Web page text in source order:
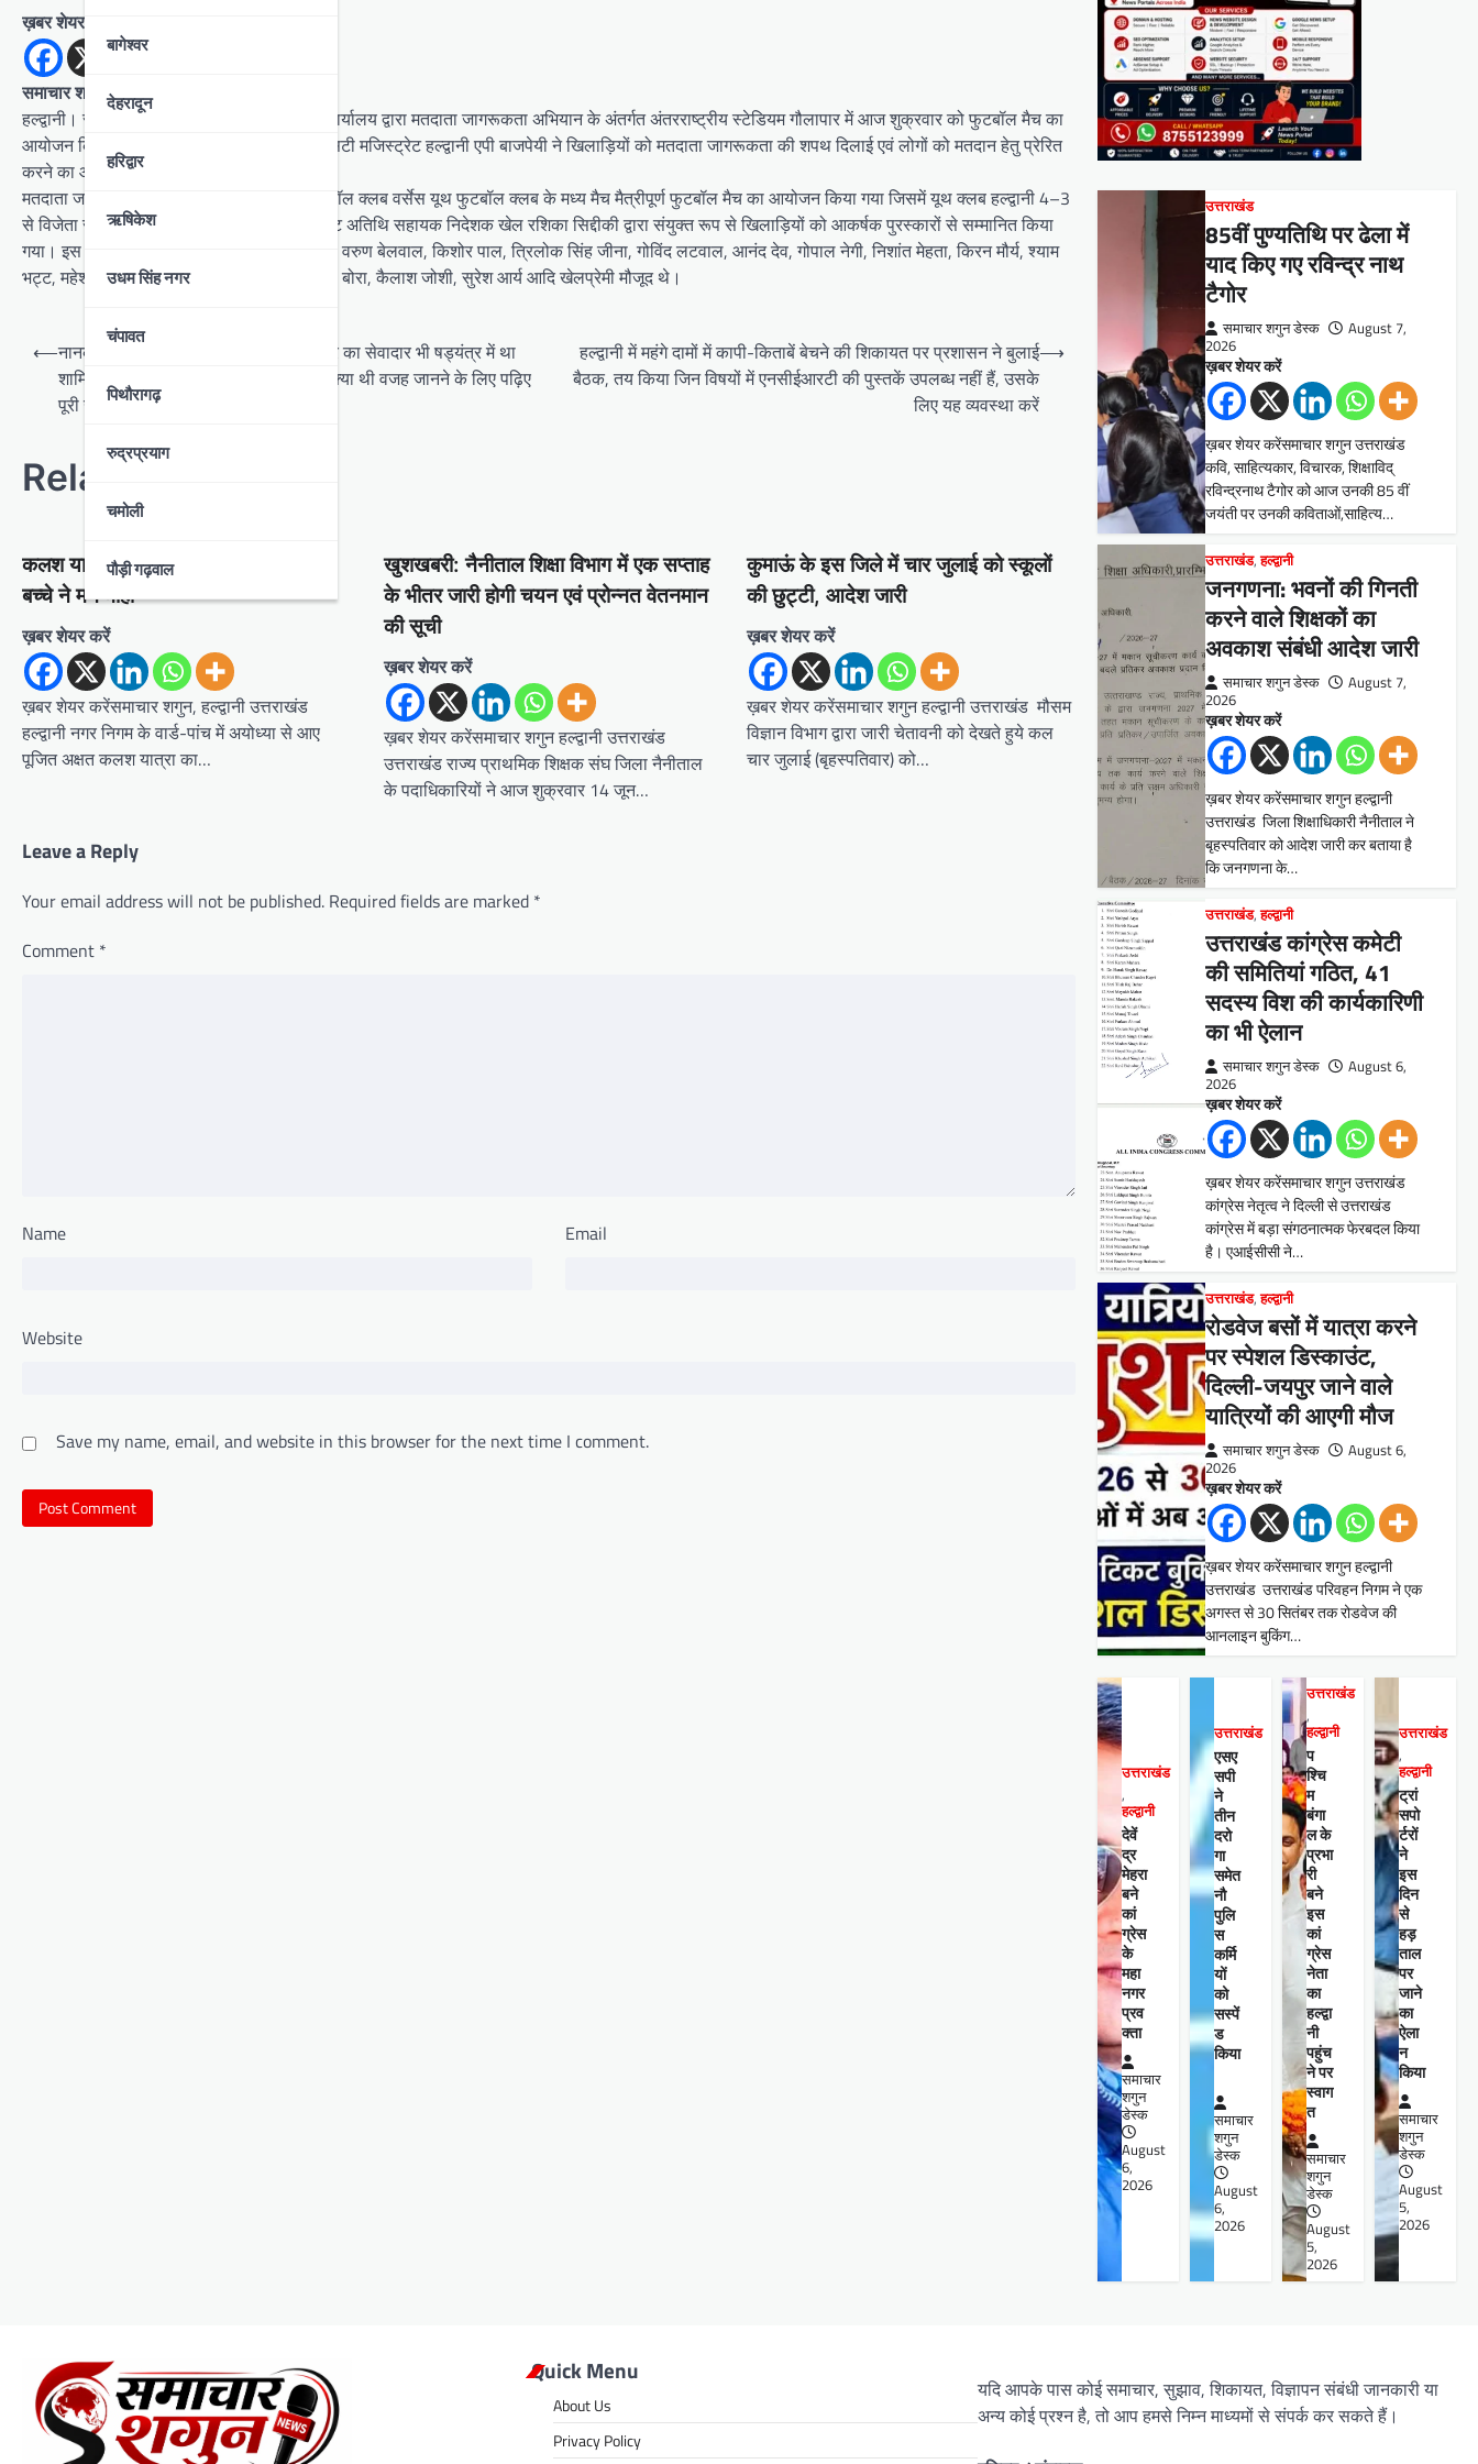
बागेश्वर
देहरादून
हरिद्वार
ऋषिकेश
उधम सिंह नगर
चंपावत
पिथौरागढ़
रुद्रप्रयाग
चमोली
पौड़ी गढ़वाल
ख़बर शेयर करें
समाचार शगुन, हल्द्वानी उत्तराखंड
हल्द्वानी। स्वीप नैनीताल के समन्वय से जिला खेल कार्यालय द्वारा मतदाता जागरूकता अभियान के अंतर्गत अंतरराष्ट्रीय स्टेडियम गौलापार में आज शुक्रवार को फुटबॉल मैच का
आयोजन किया गया। इस अवसर पर मुख्य अतिथि सिटी मजिस्ट्रेट हल्द्वानी एपी बाजपेयी ने खिलाड़ियों को मतदाता जागरूकता की शपथ दिलाई एवं लोगों को मतदान हेतु प्रेरित
करने का आग्रह किया।
मतदाता जागरूकता अभियान के अंतर्गत एच एन फुटबॉल क्लब वर्सेस यूथ फुटबॉल क्लब के मध्य मैच मैत्रीपूर्ण फुटबॉल मैच का आयोजन किया गया जिसमें यूथ क्लब हल्द्वानी 4–3
से विजेता रही। अंत में मुख्य अतिथि बाजपेई व विशिष्ट अतिथि सहायक निदेशक खेल रशिका सिद्दीकी द्वारा संयुक्त रूप से खिलाड़ियों को आकर्षक पुरस्कारों से सम्मानित किया
गया। इस अवसर पर प्रभारी जिला क्रीडा अधिकारी वरुण बेलवाल, किशोर पाल, त्रिलोक सिंह जीना, गोविंद लटवाल, आनंद देव, गोपाल नेगी, निशांत मेहता, किरन मौर्य, श्याम
भट्ट, महेश फर्त्याल, महेश बिष्ट, बलवंत सिंह, किशन बोरा, कैलाश जोशी, सुरेश आर्य आदि खेलप्रेमी मौजूद थे।
P
n
v
i
a
t
i
o
⟵नानकमत्ता: बाबा तरसेम सिंह हत्याकांड, गुरुद्वारे का सेवादार भी षड्यंत्र में था
शामिल,, इतने लाख में हायर किए गए थे शूटर, क्या थी वजह जानने के लिए पढ़िए
पूरी खबर
हल्द्वानी में महंगे दामों में कापी-किताबें बेचने की शिकायत पर प्रशासन ने बुलाई
बैठक, तय किया जिन विषयों में एनसीईआरटी की पुस्तकें उपलब्ध नहीं हैं, उसके
लिए यह व्यवस्था करें
⟶
Related Posts
कलश यात्रा में भगवान श्रीराम का रूप धरे
बच्चे ने मन मोहा
ख़बर शेयर करें
ख़बर शेयर करेंसमाचार शगुन, हल्द्वानी उत्तराखंड
हल्द्वानी नगर निगम के वार्ड-पांच में अयोध्या से आए
पूजित अक्षत कलश यात्रा का…
खुशखबरी: नैनीताल शिक्षा विभाग में एक सप्ताह
के भीतर जारी होगी चयन एवं प्रोन्नत वेतनमान
की सूची
ख़बर शेयर करें
ख़बर शेयर करेंसमाचार शगुन हल्द्वानी उत्तराखंड
उत्तराखंड राज्य प्राथमिक शिक्षक संघ जिला नैनीताल
के पदाधिकारियों ने आज शुक्रवार 14 जून…
कुमाऊं के इस जिले में चार जुलाई को स्कूलों
की छुट्टी, आदेश जारी
ख़बर शेयर करें
ख़बर शेयर करेंसमाचार शगुन हल्द्वानी उत्तराखंड मौसम
विज्ञान विभाग द्वारा जारी चेतावनी को देखते हुये कल
चार जुलाई (बृहस्पतिवार) को…
Leave a Reply
Your email address will not be published. Required fields are marked *
Comment *
Name Email
Website
Save my name, email, and website in this browser for the next time I comment.
उत्तराखंड
85वीं पुण्यतिथि पर ढेला में
याद किए गए रविन्द्र नाथ
टैगोर
समाचार शगुन डेस्क
August 7,
2026
ख़बर शेयर करें
ख़बर शेयर करेंसमाचार शगुन उत्तराखंड
कवि, साहित्यकार, विचारक, शिक्षाविद्
रविन्द्रनाथ टैगोर को आज उनकी 85 वीं
जयंती पर उनकी कविताओं,साहित्य…
उत्तराखंड,हल्द्वानी
जनगणना: भवनों की गिनती
करने वाले शिक्षकों का
अवकाश संबंधी आदेश जारी
समाचार शगुन डेस्क
August 7,
2026
ख़बर शेयर करें
ख़बर शेयर करेंसमाचार शगुन हल्द्वानी
उत्तराखंड जिला शिक्षाधिकारी नैनीताल ने
बृहस्पतिवार को आदेश जारी कर बताया है
कि जनगणना के…
उत्तराखंड,हल्द्वानी
उत्तराखंड कांग्रेस कमेटी
की समितियां गठित, 41
सदस्य विश की कार्यकारिणी
का भी ऐलान
समाचार शगुन डेस्क
August 6,
2026
ख़बर शेयर करें
ख़बर शेयर करेंसमाचार शगुन उत्तराखंड
कांग्रेस नेतृत्व ने दिल्ली से उत्तराखंड
कांग्रेस में बड़ा संगठनात्मक फेरबदल किया
है। एआईसीसी ने…
उत्तराखंड,हल्द्वानी
रोडवेज बसों में यात्रा करने
पर स्पेशल डिस्काउंट,
दिल्ली-जयपुर जाने वाले
यात्रियों की आएगी मौज
समाचार शगुन डेस्क
August 6,
2026
ख़बर शेयर करें
ख़बर शेयर करेंसमाचार शगुन हल्द्वानी
उत्तराखंड उत्तराखंड परिवहन निगम ने एक
अगस्त से 30 सितंबर तक रोडवेज की
आनलाइन बुकिंग…
उत्तराखंड
,
हल्द्वानी
देवें
द्र
मेहरा
बने
कां
ग्रेस
के
महा
नगर
प्रव
क्ता
समाचार
शगुन
डेस्क
August
6,
2026
उत्तराखंड
एसए
सपी
ने
तीन
दरो
गा
समेत
नौ
पुलि
स
कर्मि
यों
को
सस्पें
ड
किया
समाचार
शगुन
डेस्क
August
6,
2026
उत्तराखंड
,
हल्द्वानी
प
श्चि
म
बंगा
ल के
प्रभा
री
बने
इस
कां
ग्रेस
नेता
का
हल्द्वा
नी
पहुंच
ने पर
स्वाग
त
समाचार
शगुन
डेस्क
August
5,
2026
उत्तराखंड
,
हल्द्वानी
ट्रां
सपो
र्टरों
ने
इस
दिन
से
हड़
ताल
पर
जाने
का
ऐला
न
किया
समाचार
शगुन
डेस्क
August
5,
2026
Quick Menu
About Us
Privacy Policy
यदि आपके पास कोई समाचार, सुझाव, शिकायत, विज्ञापन संबंधी जानकारी या
अन्य कोई प्रश्न है, तो आप हमसे निम्न माध्यमों से संपर्क कर सकते हैं।